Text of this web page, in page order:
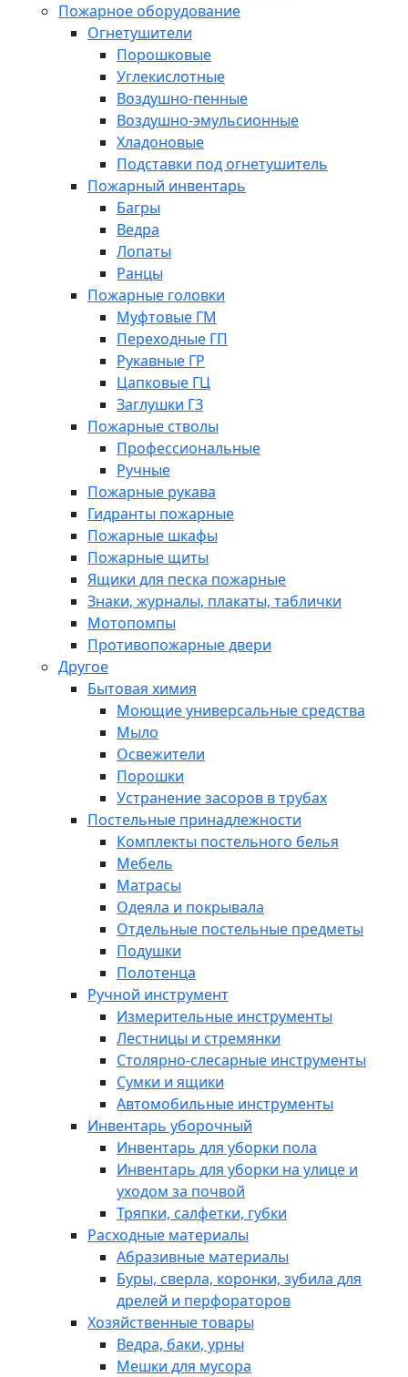
Пожарное оборудование
Огнетушители
Порошковые
Углекислотные
Воздушно-пенные
Воздушно-эмульсионные
Хладоновые
Подставки под огнетушитель
Пожарный инвентарь
Багры
Ведра
Лопаты
Ранцы
Пожарные головки
Муфтовые ГМ
Переходные ГП
Рукавные ГР
Цапковые ГЦ
Заглушки ГЗ
Пожарные стволы
Профессиональные
Ручные
Пожарные рукава
Гидранты пожарные
Пожарные шкафы
Пожарные щиты
Ящики для песка пожарные
Знаки, журналы, плакаты, таблички
Мотопомпы
Противопожарные двери
Другое
Бытовая химия
Моющие универсальные средства
Мыло
Освежители
Порошки
Устранение засоров в трубах
Постельные принадлежности
Комплекты постельного белья
Мебель
Матрасы
Одеяла и покрывала
Отдельные постельные предметы
Подушки
Полотенца
Ручной инструмент
Измерительные инструменты
Лестницы и стремянки
Столярно-слесарные инструменты
Сумки и ящики
Автомобильные инструменты
Инвентарь уборочный
Инвентарь для уборки пола
Инвентарь для уборки на улице и
уходом за почвой
Тряпки, салфетки, губки
Расходные материалы
Абразивные материалы
Буры, сверла, коронки, зубила для
дрелей и перфораторов
Хозяйственные товары
Ведра, баки, урны
Мешки для мусора